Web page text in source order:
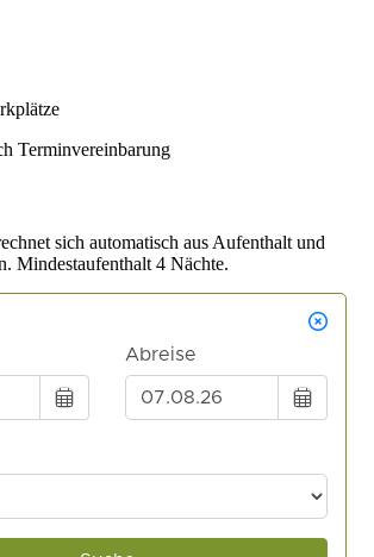
Terminvereinbarung
sich automatisch aus Aufenthalt und
Mindestaufenthalt 4 Nächte.